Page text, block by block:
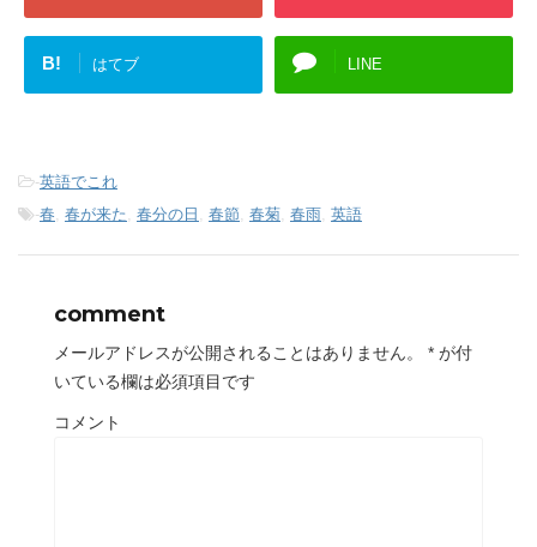
B! はてブ LINE
-英語でこれ
-春 春が来た 春分の日 春節 春菊 春雨 英語
comment
メールアドレスが公開されることはありません。 * が付
いている欄は必須項目です
コメント